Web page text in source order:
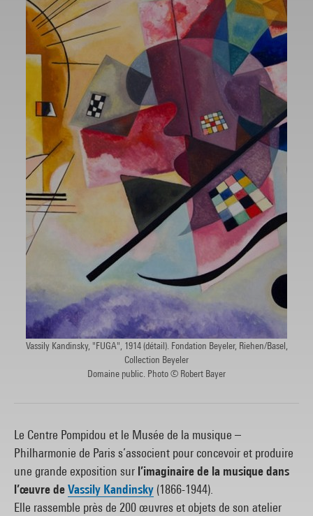
Vassily Kandinsky, "FUGA", 1914 (détail). Fondation Beyeler, Riehen/Basel,
Collection Beyeler
Domaine public. Photo © Robert Bayer
Le Centre Pompidou et le Musée de la musique –
Philharmonie de Paris s’associent pour concevoir et produire
une grande exposition sur l’imaginaire de la musique dans
l’œuvre deVassily Kandinsky (1866-1944).
Elle rassemble près de 200 œuvres et objets de son atelier